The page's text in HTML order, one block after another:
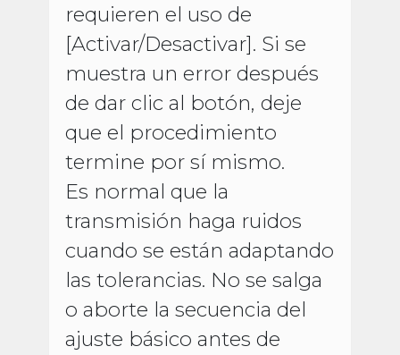
requieren el uso de
[Activar/Desactivar]. Si se
muestra un error después
de dar clic al botón, deje
que el procedimiento
termine por sí mismo.
Es normal que la
transmisión haga ruidos
cuando se están adaptando
las tolerancias. No se salga
o aborte la secuencia del
ajuste básico antes de